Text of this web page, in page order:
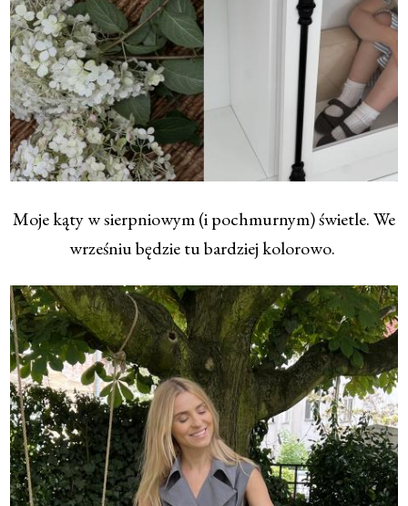
Moje kąty w sierpniowym (i pochmurnym) świetle. We
wrześniu będzie tu bardziej kolorowo.